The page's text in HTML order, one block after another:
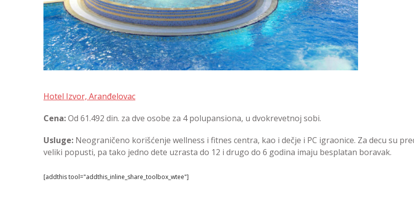
Hotel Izvor, Aranđelovac
Cena:Od 61.492 din. za dve osobe za 4 polupansiona, u dvokrevetnoj sobi.
Usluge: Neograničeno korišćenje wellness i fitnes centra, kao i dečje i PC igraonice. Za decu su
veliki popusti, pa tako jedno dete uzrasta do 12 i drugo do 6 godina imaju besplatan boravak.
[addthis tool="addthis_inline_share_toolbox_wtee"]